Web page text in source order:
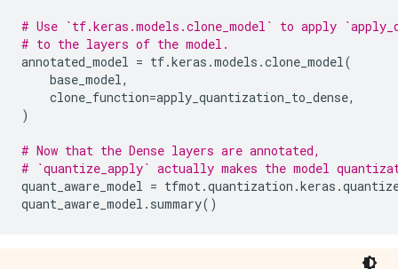
# Use `tf.keras.models.clone_model` to apply
# to the layers of the model.
annotated_model = tf.keras .models .clone_model(
base_model,
clone_function=apply_quantization_to_dense,
)
# Now that the Dense layers are annotated,
# `quantize_apply` actually makes the model
quant_aware_model = tfmot.quantization .keras .
quant_aware_model . summary()